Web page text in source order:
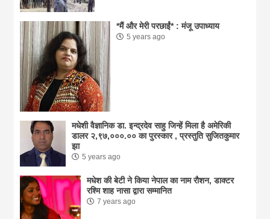
*मैं और मेरी परछाईं* : मंजू उपाध्याय
5 years ago
मधेशी वैज्ञानिक डा. इन्द्रदेव साहु जिन्हें मिला है अमेरिकी
डालर २,९७,०००.०० का पुरस्कार , प्रस्तुति सुजितकुमार
झा
5 years ago
मधेश की बेटी ने किया नेपाल का नाम राैशन, डाक्टर
रश्मि शाह नासा द्वारा सम्मानित
7 years ago